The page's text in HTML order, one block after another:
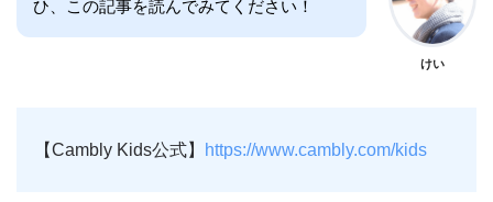
ひ、この記事を読んでみてください！
けい
【Cambly Kids公式】 https://www.cambly.com/kids